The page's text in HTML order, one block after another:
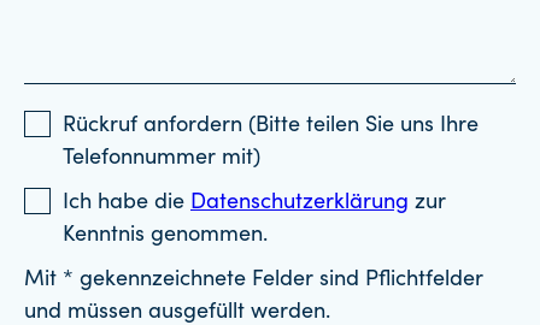
Rückruf anfordern (Bitte teilen Sie uns Ihre
Telefonnummer mit)
Ich habe die Datenschutzerklärung zur
Kenntnis genommen.
Mit * gekennzeichnete Felder sind Pflichtfelder
und müssen ausgefüllt werden.